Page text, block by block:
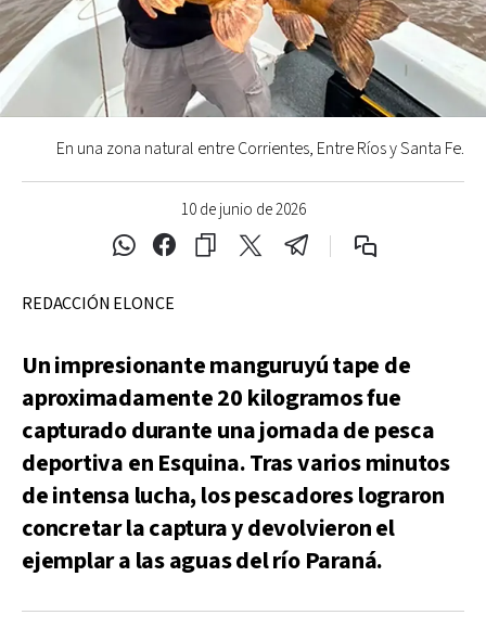
10 de junio de 2026
En una zona natural entre Corrientes, Entre Ríos y Santa Fe.
REDACCIÓN ELONCE
Un impresionante manguruyú tape de
aproximadamente 20 kilogramos fue
capturado durante una jornada de pesca
deportiva en Esquina. Tras varios minutos
de intensa lucha, los pescadores lograron
concretar la captura y devolvieron el
ejemplar a las aguas del río Paraná.